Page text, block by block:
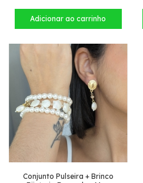
Conjunto Pulseira + Brinco